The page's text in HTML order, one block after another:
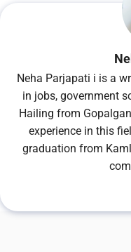
Neha Parjapati i is a
in jobs, government
Hailing from
experience in this
graduation from